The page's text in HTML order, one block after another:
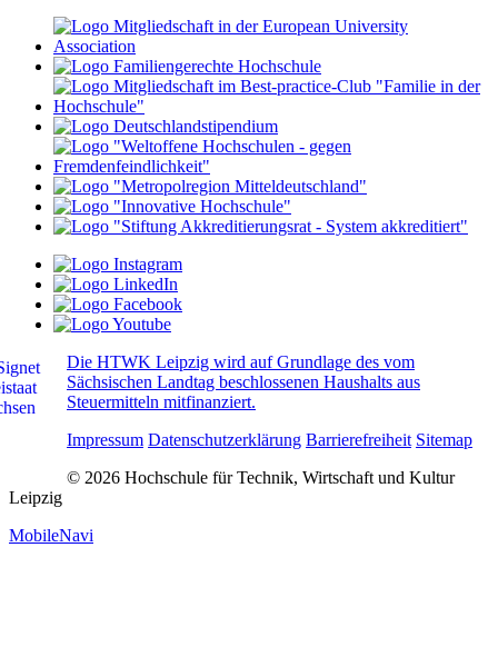
Die HTWK Leipzig wird auf Grundlage des vom
Sächsischen Landtag beschlossenen Haushalts aus
Steuermitteln mitfinanziert.
Impressum Datenschutzerklärung Barrierefreiheit Sitemap
© 2026 Hochschule für Technik, Wirtschaft und Kultur
Leipzig
MobileNavi